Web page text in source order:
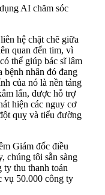
AI chăm sóc
hệ chặt chẽ giữa
quan đến tim, vì
thể giúp bác sĩ lâm
bệnh nhân đó đang
của nó là nền tảng
lấn, được hỗ trợ
hiện các nguy cơ
quỵ và tiểu đường
Giám đốc điều
chúng tôi sẵn sàng
ty thu thanh toán
vụ 50.000 công ty